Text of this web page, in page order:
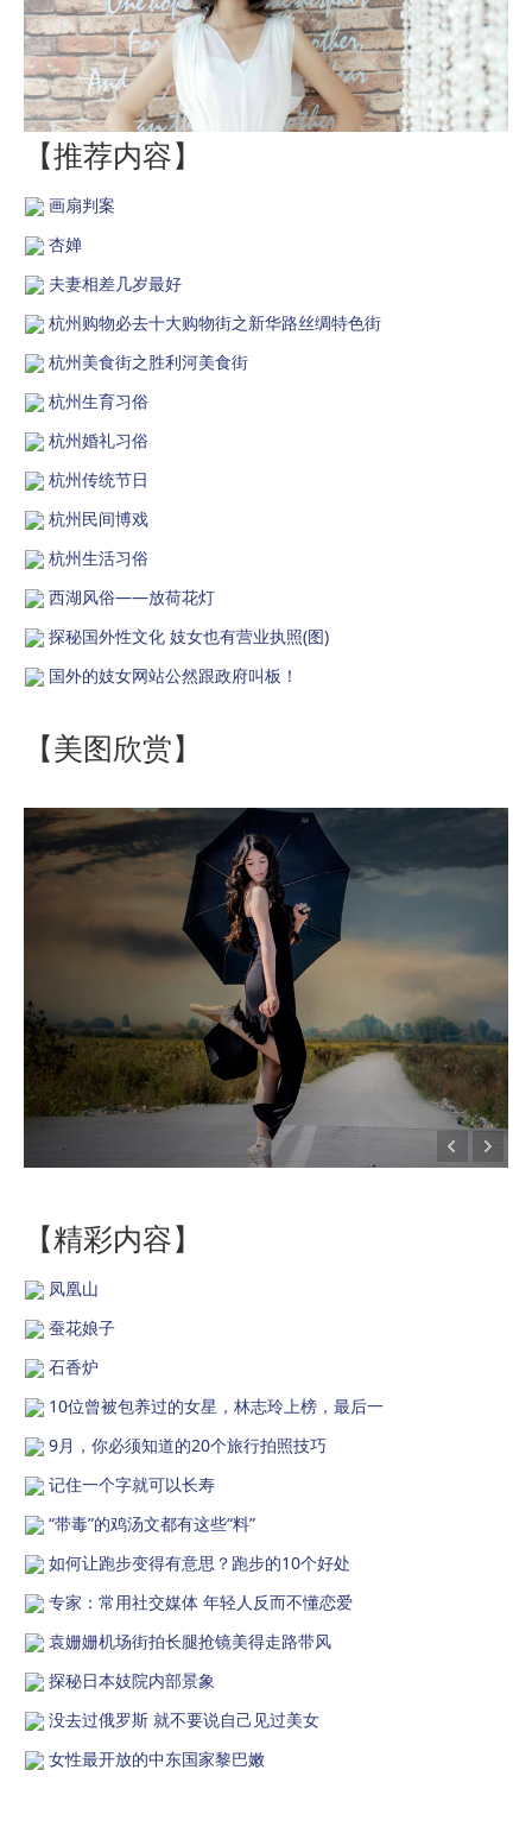
【推荐内容】
画扇判案
杏婵
夫妻相差几岁最好
杭州购物必去十大购物街之新华路丝绸特色街
杭州美食街之胜利河美食街
杭州生育习俗
杭州婚礼习俗
杭州传统节日
杭州民间博戏
杭州生活习俗
西湖风俗——放荷花灯
探秘国外性文化 妓女也有营业执照(图)
国外的妓女网站公然跟政府叫板！
【美图欣赏】
【精彩内容】
凤凰山
蚕花娘子
石香炉
10位曾被包养过的女星，林志玲上榜，最后一
9月，你必须知道的20个旅行拍照技巧
记住一个字就可以长寿
“带毒”的鸡汤文都有这些“料”
如何让跑步变得有意思？跑步的10个好处
专家：常用社交媒体 年轻人反而不懂恋爱
袁姗姗机场街拍长腿抢镜美得走路带风
探秘日本妓院内部景象
没去过俄罗斯 就不要说自己见过美女
女性最开放的中东国家黎巴嫩